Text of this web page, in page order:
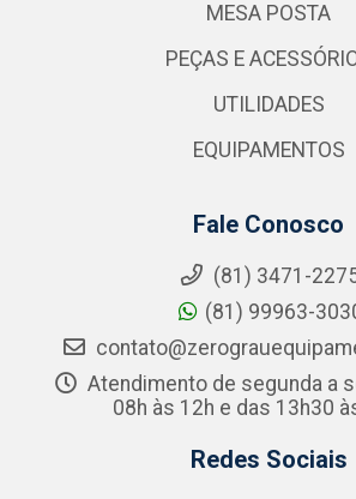
MESA POSTA
PEÇAS E
UTILIDADES
EQUIPAMENTOS
Fale Conosco
(81) 3471-
(81) 99963-
Atendimento de segunda a
08h às 12h e das 13h30
Redes Sociais